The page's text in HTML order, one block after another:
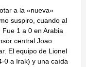
a la «nueva»
suspiro, cuando al
1 a 0 en Arabia
central Joao
El equipo de Lionel
0 a Irak) y una caída